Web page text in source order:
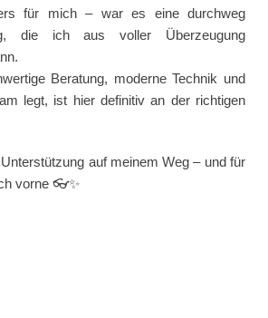
für mich – war es eine durchweg
die ich aus voller Überzeugung
Beratung, moderne Technik und
legt, ist hier definitiv an der richtigen
auf meinem Weg – und für
vorne 👓✨